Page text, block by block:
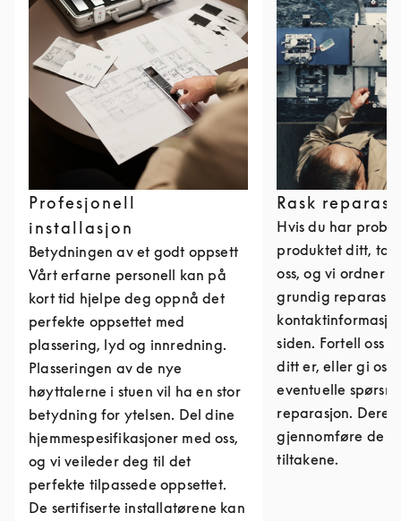
Profesjonell
installasjon
Betydningen av et godt oppsett
Vårt erfarne personell kan på
kort tid hjelpe deg oppnå det
perfekte oppsettet med
plassering, lyd og innredning.
Plasseringen av de nye
høyttalerne i stuen vil ha en stor
betydning for ytelsen. Del dine
hjemmespesifikasjoner med oss,
og vi veileder deg til det
perfekte tilpassede oppsettet.
De sertifiserte installatørene kan
Rask
Hvis du har
produktet ditt, ta
oss, og vi ordner
grundig
siden. Fortell oss
ditt er, eller gi oss
eventuelle
reparasjon.
gjennomføre de
tiltakene.